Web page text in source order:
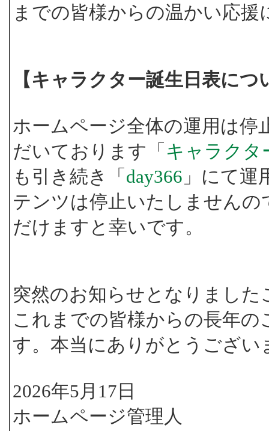
までの皆様からの温かい応
【キャラクター誕生日表に
ホームページ全体の運用は停
だいております「 キャラクタ
も引き続き「 day366 」にて
テンツは停止いたしません
だけますと幸いです。
突然のお知らせとなりまし
これまでの皆様からの長年
す。本当にありがとうござい
2026年5月17日
ホームページ管理人